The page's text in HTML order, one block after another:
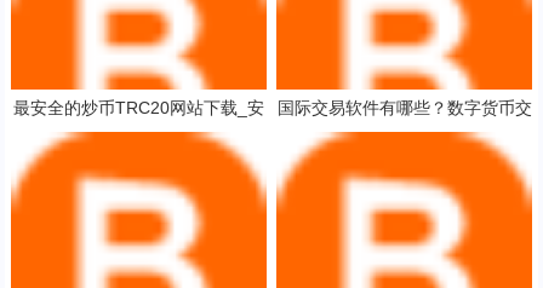
最安全的炒币TRC20网站下载_安
全稳定炒币TRC20apk排行榜
国际交易软件有哪些？数字货币交
易app排行榜